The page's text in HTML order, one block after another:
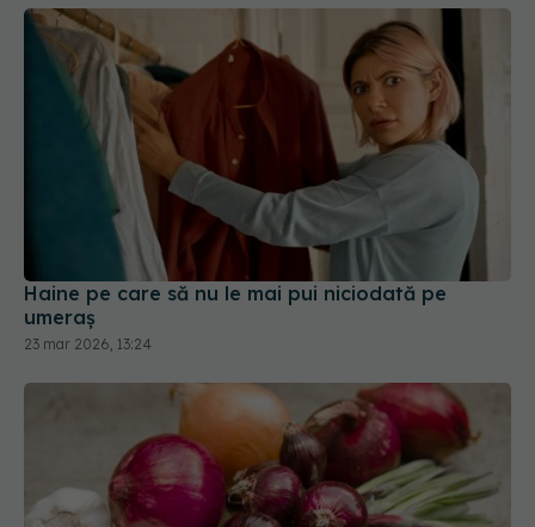
Haine pe care să nu le mai pui niciodată pe
23 mar 2026, 13:24